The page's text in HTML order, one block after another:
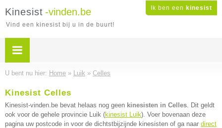
Ik ben een kinesist
Kinesist -vinden.be
Vind een kinesist bij u in de buurt!
U bent nu hier: Home » Luik » Celles
Kinesist Celles
Kinesist-vinden.be bevat helaas nog geen kinesisten in Celles. Dit geldt
ook voor de gehele provincie Luik (kinesist Luik). Voer bovenaan deze
pagina uw postcode in voor de dichtstbijzijnde kinesisten of ga naar direct